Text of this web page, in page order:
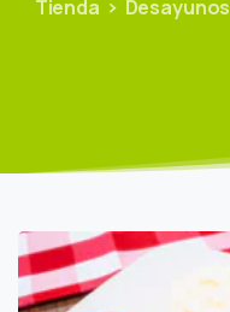
Tienda Desayunos